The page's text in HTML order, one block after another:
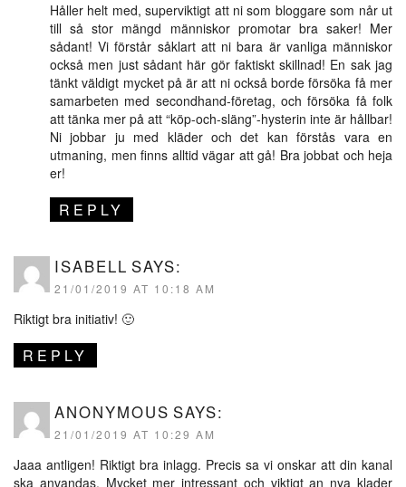
Håller helt med, superviktigt att ni som bloggare som når ut
till så stor mängd människor promotar bra saker! Mer
sådant! Vi förstår såklart att ni bara är vanliga människor
också men just sådant här gör faktiskt skillnad! En sak jag
tänkt väldigt mycket på är att ni också borde försöka få mer
samarbeten med secondhand-företag, och försöka få folk
att tänka mer på att “köp-och-släng”-hysterin inte är hållbar!
Ni jobbar ju med kläder och det kan förstås vara en
utmaning, men finns alltid vägar att gå! Bra jobbat och heja
er!
REPLY
ISABELL SAYS:
21/01/2019 AT 10:18 AM
Riktigt bra initiativ! 🙂
REPLY
ANONYMOUS SAYS:
21/01/2019 AT 10:29 AM
Jaaa antligen! Riktigt bra inlagg. Precis sa vi onskar att din kanal
ska anvandas. Mycket mer intressant och viktigt an nya klader